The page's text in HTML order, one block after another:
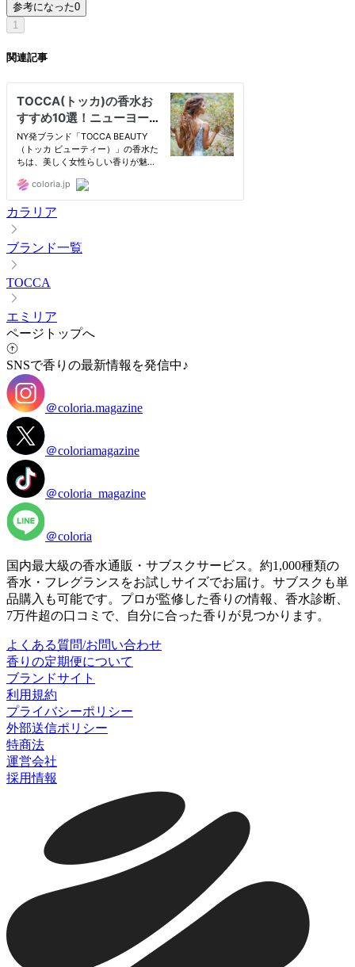
参考になった0
1
関連記事
カラリア
ブランド一覧
TOCCA
エミリア
ページトップへ
SNSで香りの最新情報を発信中♪
＠coloria.magazine
＠coloriamagazine
＠coloria_magazine
＠coloria
国内最大級の香水通販・サブスクサービス。約1,000種類の
香水・フレグランスをお試しサイズでお届け。サブスクも単
品購入も可能です。プロが監修した香りの情報、香水診断、
7万件超の口コミで、自分に合った香りが見つかります。
よくある質問/お問い合わせ
香りの定期便について
ブランドサイト
利用規約
プライバシーポリシー
外部送信ポリシー
特商法
運営会社
採用情報